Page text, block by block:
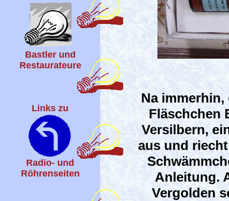
Bastler und
Restaurateure
Links zu
Radio- und
Röhrenseiten
Na
Fläschchen
Versilbern,
aus und
Anleitung.
Vergolden